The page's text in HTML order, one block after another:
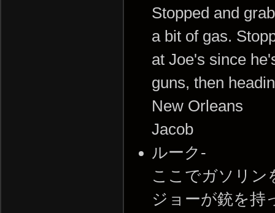
Stopped and
a bit of gas.
at Joe's since
guns, then
New Orleans
Jacob
ルーク-
ここでガソリン
ジョーが銃を持